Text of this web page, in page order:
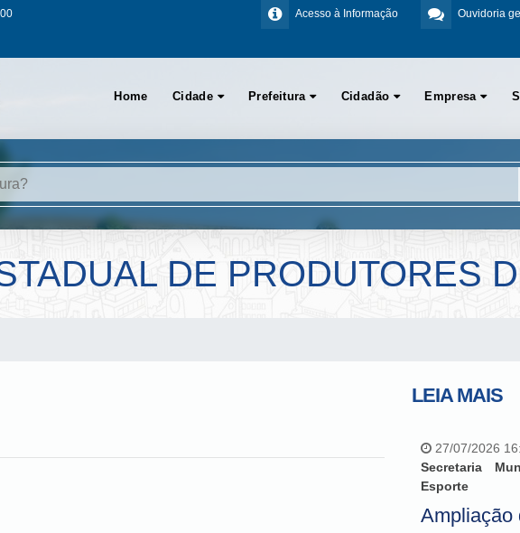
Ouvidoria
Acesso à Informação
Home Cidade Prefeitura Cidadão Empresa
DE PRODUTORES
LEIA MAIS
27/07/2026
Secretaria
Esporte
Ampliação